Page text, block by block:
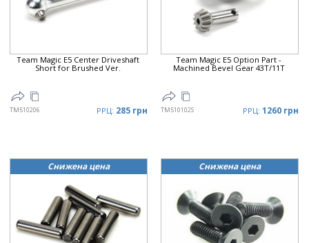
Цена ▼
Team Magic E5 Center Driveshaft
Short for Brushed Ver.
TM510206 РРЦ: 285 грн
Team Magic E5 Option Part -
Machined Bevel Gear 43T/11T
TM510102S РРЦ: 1260 грн
Снижена цена Снижена цена